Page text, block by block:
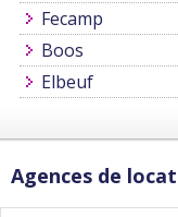
Fecamp
Boos
Elbeuf
Agences de